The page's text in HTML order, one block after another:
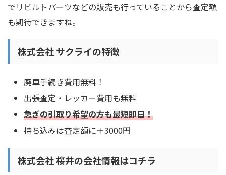
でリビルトパーツなどの販売も行っていることから査定額
も期待できますね。
株式会社 サクライの特徴
廃車手続き費用無料！
出張査定・レッカー費用も無料
急ぎの引取り希望の方も最短即日！
持ち込みは査定額に＋3000円
株式会社 桜井の会社情報はコチラ